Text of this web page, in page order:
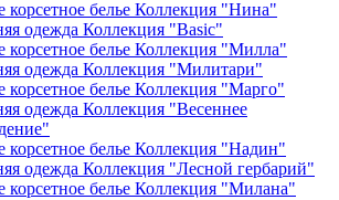
корсетное белье Коллекция "Нина"
одежда Коллекция "Basic"
корсетное белье Коллекция "Милла"
одежда Коллекция "Милитари"
корсетное белье Коллекция "Марго"
одежда Коллекция "Весеннее
корсетное белье Коллекция "Надин"
одежда Коллекция "Лесной гербарий"
корсетное белье Коллекция "Милана"